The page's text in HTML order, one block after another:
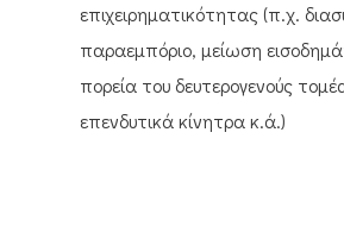
επιχειρηματικότητας (π.χ.
παραεμπόριο, μείωση
πορεία του δευτερογενούς
επενδυτικά κίνητρα κ.ά.)